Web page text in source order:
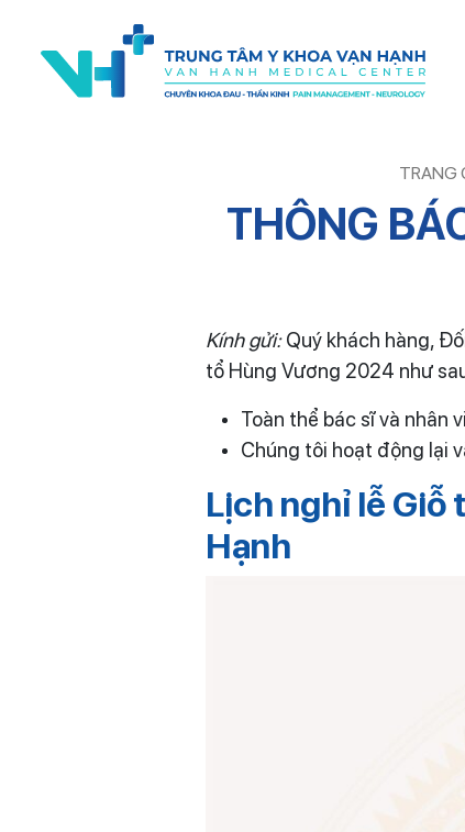
TRANG
THÔNG
Kính gửi:Quý khách hàng,
tổ Hùng Vương 2024 như
Toàn thể bác sĩ và nhân
Chúng tôi hoạt động lại
Lịch nghỉ lễ Giỗ
Hạnh